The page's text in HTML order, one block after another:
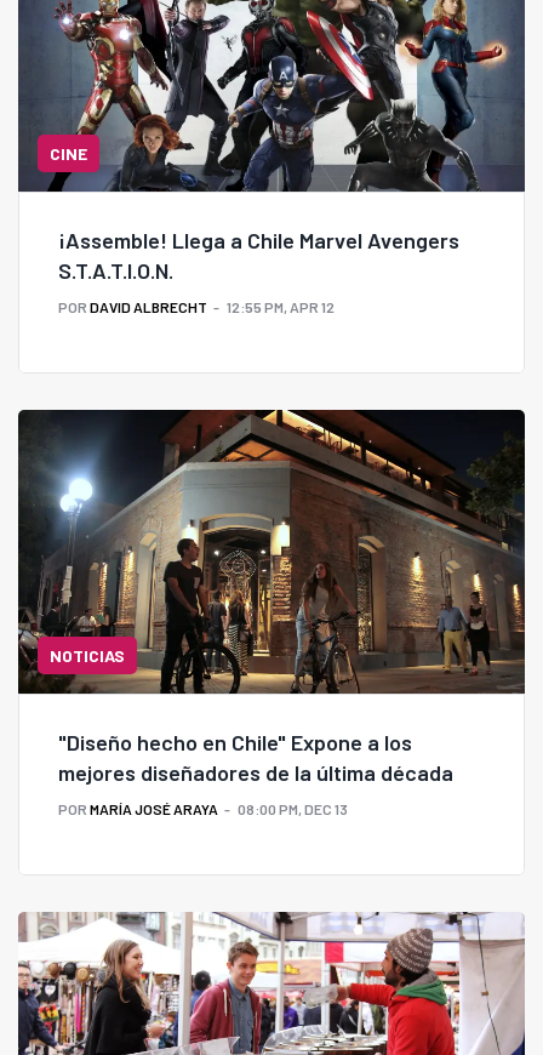
CINE
¡Assemble! Llega a Chile Marvel Avengers
S.T.A.T.I.O.N.
POR DAVID ALBRECHT 12:55 PM, APR 12
NOTICIAS
"Diseño hecho en Chile" Expone a los
mejores diseñadores de la última década
POR MARÍA JOSÉ ARAYA 08:00 PM, DEC 13